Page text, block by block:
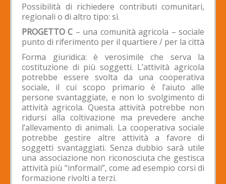
Possibilità di richiedere contributi comunitari,
regionali o di altro tipo: sì.
PROGETTO C – una comunità agricola – sociale
punto di riferimento per il quartiere / per la città
Forma giuridica: è verosimile che serva la
costituzione di più soggetti. L’attività agricola
potrebbe essere svolta da una cooperativa
sociale, il cui scopo primario è l’aiuto alle
persone svantaggiate, e non lo svolgimento di
attività agricola. Questa attività potrebbe non
ridursi alla coltivazione ma prevedere anche
l’allevamento di animali. La cooperativa sociale
potrebbe gestire altre attività a favore di
soggetti svantaggiati. Senza dubbio sarà utile
una associazione non riconosciuta che gestisca
attività più “informali”, come ad esempio corsi di
formazione rivolti a terzi.